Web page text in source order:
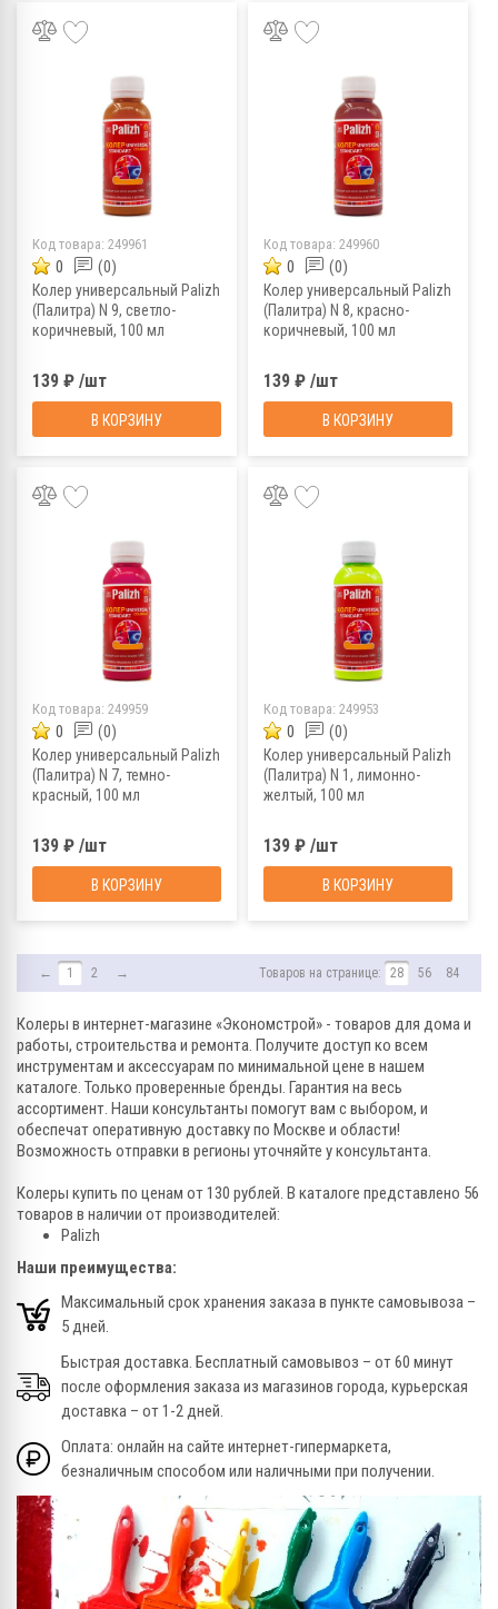
Код товара: 249961
0 (0)
Колер универсальный Palizh
(Палитра) N 9, светло-
коричневый, 100 мл
139 ₽ /шт
В КОРЗИНУ
Код товара: 249960
0 (0)
Колер универсальный Palizh
(Палитра) N 8, красно-
коричневый, 100 мл
139 ₽ /шт
В КОРЗИНУ
Код товара: 249959
0 (0)
Колер универсальный Palizh
(Палитра) N 7, темно-
красный, 100 мл
139 ₽ /шт
В КОРЗИНУ
Код товара: 249953
0 (0)
Колер универсальный Palizh
(Палитра) N 1, лимонно-
желтый, 100 мл
139 ₽ /шт
В КОРЗИНУ
← 1 2 → Товаров на странице: 28 56 84
Колеры в интернет-магазине «Экономстрой» - товаров для дома и
работы, строительства и ремонта. Получите доступ ко всем
инструментам и аксессуарам по минимальной цене в нашем
каталоге. Только проверенные бренды. Гарантия на весь
ассортимент. Наши консультанты помогут вам с выбором, и
обеспечат оперативную доставку по Москве и области!
Возможность отправки в регионы уточняйте у консультанта.
Колеры купить по ценам от 130 рублей. В каталоге представлено 56
товаров в наличии от производителей:
Palizh
Наши преимущества:
Максимальный срок хранения заказа в пункте самовывоза –
5 дней.
Быстрая доставка. Бесплатный самовывоз – от 60 минут
после оформления заказа из магазинов города, курьерская
доставка – от 1-2 дней.
Оплата: онлайн на сайте интернет-гипермаркета,
безналичным способом или наличными при получении.